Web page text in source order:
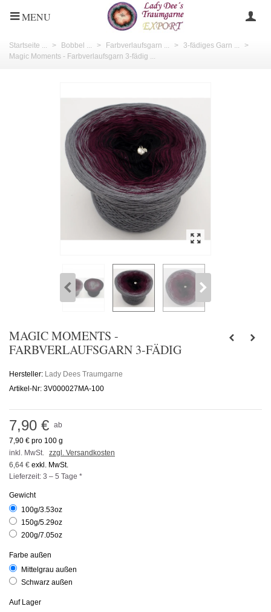
MENU
Startseite ... > Bobbel ... > Farbverlaufsgarn ... > 3-fädiges Garn ...
>
Magic Moments - Farbverlaufsgarn 3-fädig ...
MAGIC MOMENTS -
FARBVERLAUFSGARN 3-FÄDIG
Hersteller: Lady Dees Traumgarne
Artikel-Nr: 3V000027MA-100
ab
7,90 €
7,90 € pro 100 g
inkl. MwSt. zzgl. Versandkosten
6,64 € exkl. MwSt.
Lieferzeit: 3 – 5 Tage *
Gewicht
100g/3.53oz
150g/5.29oz
200g/7.05oz
Farbe außen
Mittelgrau außen
Schwarz außen
Auf Lager